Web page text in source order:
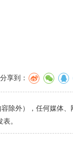
分享到：
除外），任何媒体、
。